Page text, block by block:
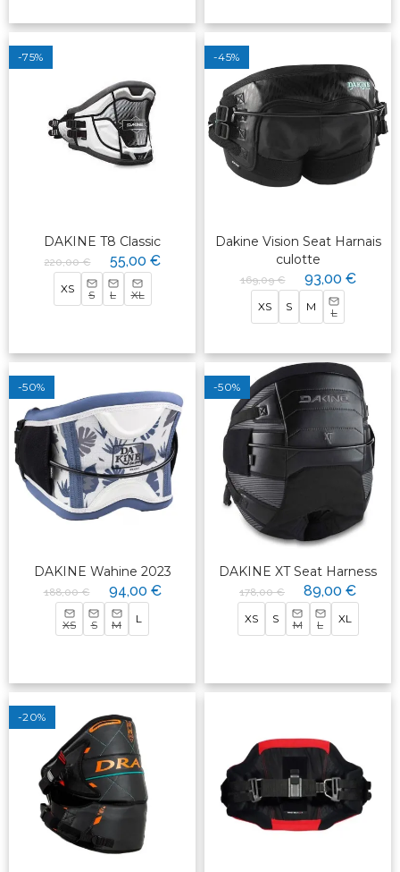
-75%
DAKINE T8 Classic
220,00 € 55,00 €
XS S L XL
-45%
Dakine Vision Seat Harnais
culotte
169,09 € 93,00 €
XS S M L
-50%
DAKINE Wahine 2023
188,00 € 94,00 €
XS S M L
-50%
DAKINE XT Seat Harness
178,00 € 89,00 €
XS S M L XL
-20%